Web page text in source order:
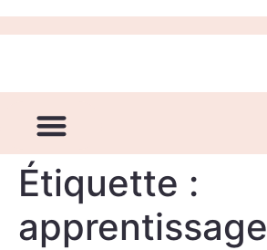
Étiquette :
apprentissage